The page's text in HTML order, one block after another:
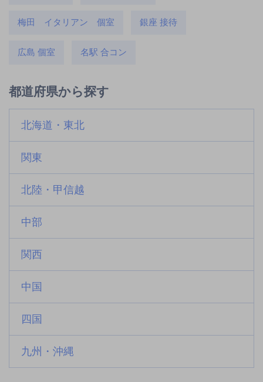
梅田 イタリアン 個室 銀座 接待
広島 個室 名駅 合コン
都道府県から探す
北海道・東北
関東
北陸・甲信越
中部
関西
中国
四国
九州・沖縄